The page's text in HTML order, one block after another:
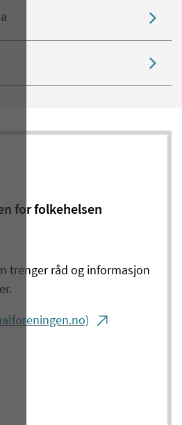
for folkehelsen
trenger råd og informasjon